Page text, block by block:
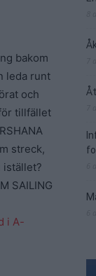
bakom
leda runt
och
tillfället
streck,
istället?
SAILING
i A-